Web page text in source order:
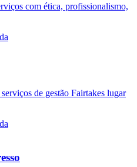
com ética, profissionalismo,
de gestão Fairtakes lugar